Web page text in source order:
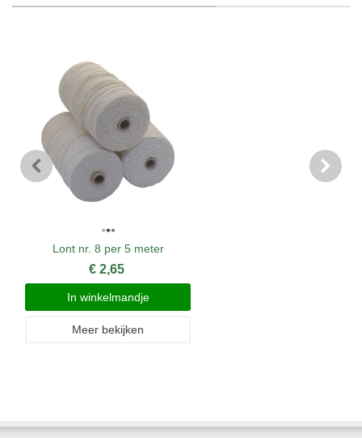
Lont nr. 8 per 5 meter
€ 2,65
In winkelmandje
Meer bekijken